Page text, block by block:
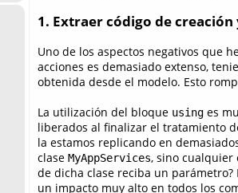
1. Extraer código de
Uno de los aspectos negativos que
acciones es demasiado extenso,
obtenida desde el modelo. Esto
La utilización del bloque using es
liberados al finalizar el tratamiento
la estamos replicando en
clase MyAppServices, sino cualquier
de dicha clase reciba un
un impacto muy alto en todos los